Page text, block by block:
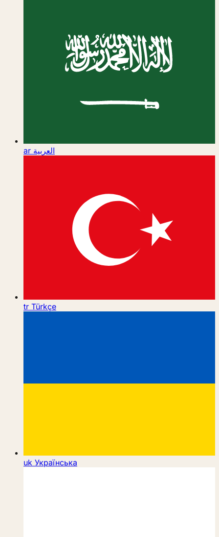
ar العربية
tr Türkçe
uk Українська